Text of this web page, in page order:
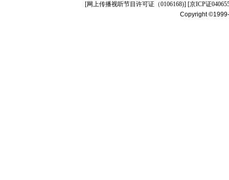
[网上传播视听节目许可证（0106168)] [京ICP证
Copyright